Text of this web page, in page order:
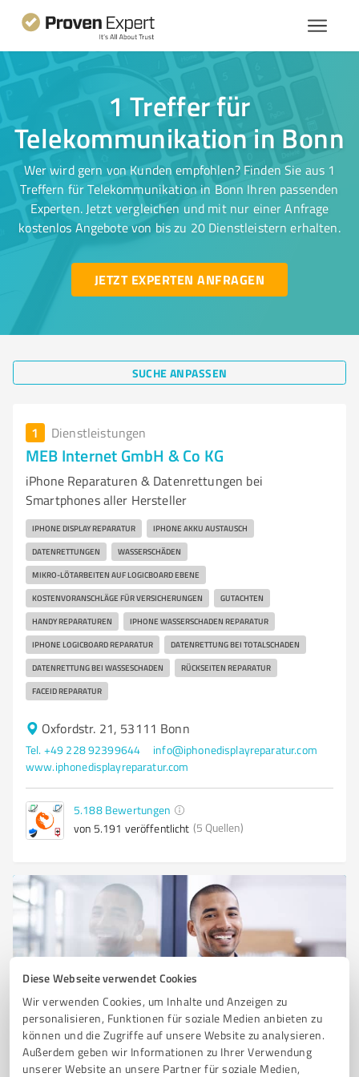
Diese Webseite verwendet Cookies
Wir verwenden Cookies, um Inhalte und Anzeigen zu
personalisieren, Funktionen für soziale Medien anbieten zu
können und die Zugriffe auf unsere Website zu analysieren.
Außerdem geben wir Informationen zu Ihrer Verwendung
unserer Website an unsere Partner für soziale Medien,
1 Treffer für
Telekommunikation in Bonn
Wer wird gern von Kunden empfohlen? Finden Sie aus 1
Treffern für Telekommunikation in Bonn Ihren passenden
Experten. Jetzt vergleichen und mit nur einer Anfrage
kostenlos Angebote von bis zu 20 Dienstleistern erhalten.
JETZT EXPERTEN ANFRAGEN
SUCHE ANPASSEN
1 Dienstleistungen
MEB Internet GmbH & Co KG
iPhone Reparaturen & Datenrettungen bei
Smartphones aller Hersteller
IPHONE DISPLAY REPARATUR IPHONE AKKU AUSTAUSCH
DATENRETTUNGEN WASSERSCHÄDEN
MIKRO-LÖTARBEITEN AUF LOGICBOARD EBENE
KOSTENVORANSCHLÄGE FÜR VERSICHERUNGEN GUTACHTEN
HANDY REPARATUREN IPHONE WASSERSCHADEN REPARATUR
IPHONE LOGICBOARD REPARATUR DATENRETTUNG BEI TOTALSCHADEN
DATENRETTUNG BEI WASSESCHADEN RÜCKSEITEN REPARATUR
FACEID REPARATUR
Oxfordstr. 21, 53111 Bonn
Tel. +49 228 92399644
info@iphonedisplayreparatur.com
www.iphonedisplayreparatur.com
5.188 Bewertungen
von 5.191 veröffentlicht (5 Quellen)
Sie möchten auch hier gelistet werden?
Registrieren Sie sich jetzt und werden Sie ein von